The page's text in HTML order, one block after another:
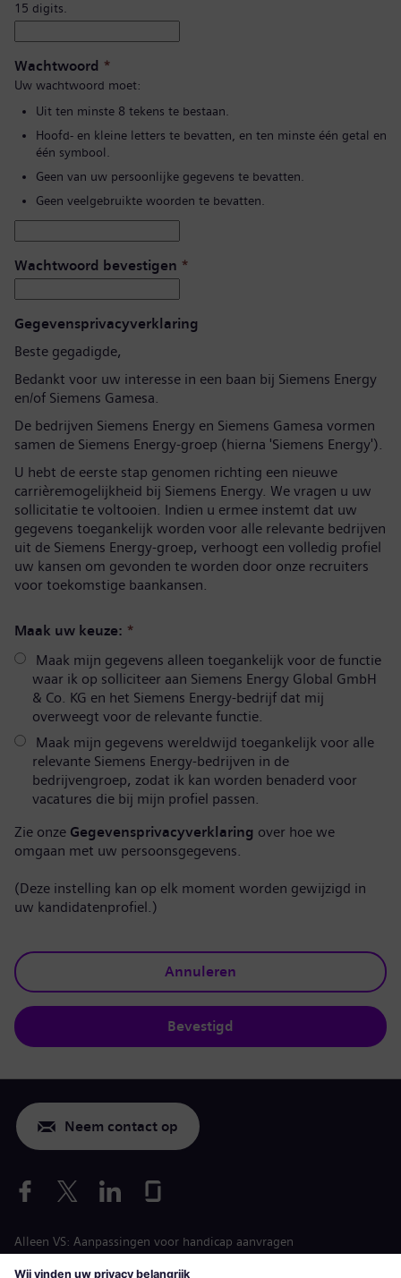
15 digits.
Wachtwoord *
Uw wachtwoord moet:
Uit ten minste 8 tekens te bestaan.
Hoofd- en kleine letters te bevatten, en ten minste één getal en
één symbool.
Geen van uw persoonlijke gegevens te bevatten.
Geen veelgebruikte woorden te bevatten.
Wachtwoord bevestigen *
Gegevensprivacyverklaring
Beste gegadigde,
Bedankt voor uw interesse in een baan bij Siemens Energy
en/of Siemens Gamesa.
De bedrijven Siemens Energy en Siemens Gamesa vormen
samen de Siemens Energy-groep (hierna 'Siemens Energy').
U hebt de eerste stap genomen richting een nieuwe
carrièremogelijkheid bij Siemens Energy. We vragen u uw
sollicitatie te voltooien. Indien u ermee instemt dat uw
gegevens toegankelijk worden voor alle relevante bedrijven
uit de Siemens Energy-groep, verhoogt een volledig profiel
uw kansen om gevonden te worden door onze recruiters
voor toekomstige baankansen.
Maak uw keuze: *
Maak mijn gegevens alleen toegankelijk voor de functie
waar ik op solliciteer aan Siemens Energy Global GmbH
& Co. KG en het Siemens Energy-bedrijf dat mij
overweegt voor de relevante functie.
Maak mijn gegevens wereldwijd toegankelijk voor alle
relevante Siemens Energy-bedrijven in de
bedrijvengroep, zodat ik kan worden benaderd voor
vacatures die bij mijn profiel passen.
Zie onze Gegevensprivacyverklaring over hoe we
omgaan met uw persoonsgegevens.
(Deze instelling kan op elk moment worden gewijzigd in
uw kandidatenprofiel.)
Annuleren
Bevestigd
Neem contact op
Alleen VS: Aanpassingen voor handicap aanvragen